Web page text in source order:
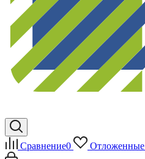
Сравнение0 Отложенные